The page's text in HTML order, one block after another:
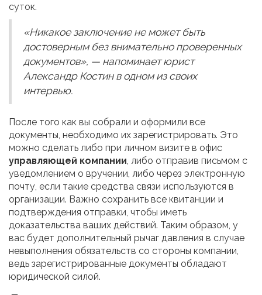
суток.
«Никакое заключение не может быть
достоверным без внимательно проверенных
документов», — напоминает юрист
Александр Костин в одном из своих
интервью.
После того как вы собрали и оформили все
документы, необходимо их зарегистрировать. Это
можно сделать либо при личном визите в офис
управляющей компании, либо отправив письмом с
уведомлением о вручении, либо через электронную
почту, если такие средства связи используются в
организации. Важно сохранить все квитанции и
подтверждения отправки, чтобы иметь
доказательства ваших действий. Таким образом, у
вас будет дополнительный рычаг давления в случае
невыполнения обязательств со стороны компании,
ведь зарегистрированные документы обладают
юридической силой.